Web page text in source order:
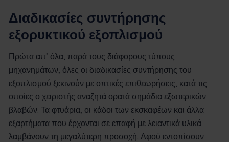
Διαδικασίες συντήρησης
εξορυκτικού εξοπλισμού
Πρώτα απ’ όλα, παρά τους διάφορους τύπους
μηχανημάτων, όλες οι διαδικασίες συντήρησης του
εξοπλισμού ξεκινούν με οπτικές επιθεωρήσεις, κατά τις
οποίες ο χειριστής αναζητά ορατά σημάδια εξωτερικών
βλαβών. Τα φτυάρια, οι κάδοι των εκσκαφέων και άλλα
εξαρτήματα που έρχονται σε επαφή με λειαντικά υλικά
λαμβάνουν τη μεγαλύτερη προσοχή. Αφού εντοπίσουν